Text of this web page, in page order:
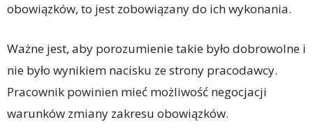
obowiązków, to jest zobowiązany do ich wykonania.
Ważne jest, aby porozumienie takie było dobrowolne i
nie było wynikiem nacisku ze strony pracodawcy.
Pracownik powinien mieć możliwość negocjacji
warunków zmiany zakresu obowiązków.